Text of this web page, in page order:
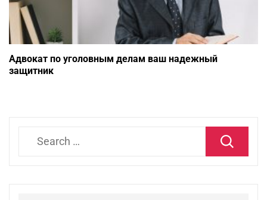
Адвокат по уголовным делам ваш надежный
защитник